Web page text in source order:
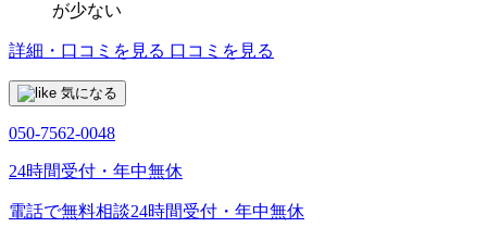
が少ない
詳細・口コミを見る 口コミを見る
気になる
050-7562-0048
24時間受付・年中無休
電話で無料相談24時間受付・年中無休